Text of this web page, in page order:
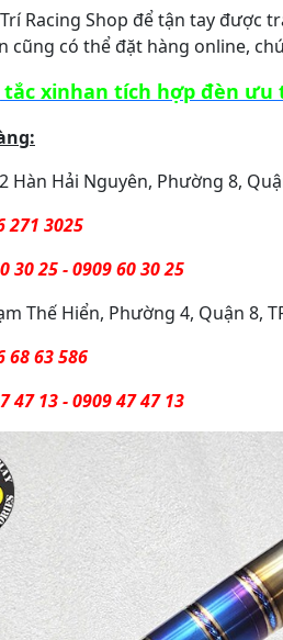
Racing Shop để tận tay được
cũng có thể đặt hàng online,
tắc xinhan tích hợp đèn ưu
Hàn Hải Nguyên, Phường 8,
271 3025
30 25 - 0909 60 30 25
Thế Hiển, Phường 4, Quận 8,
68 63 586
47 13 - 0909 47 47 13